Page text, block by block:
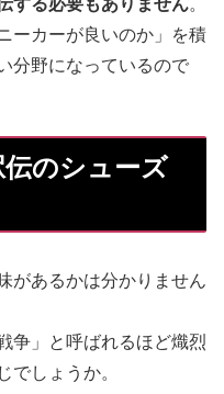
ーカーが良いのか」を積
分野になっているので
のシューズ
があるかは分かりません
争」と呼ばれるほど熾烈
でしょうか。